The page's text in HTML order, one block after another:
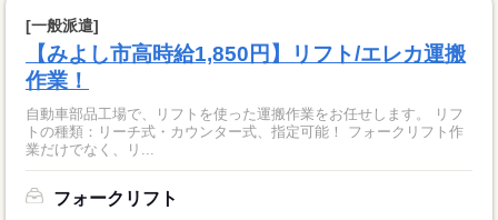
[一般派遣]
【みよし市高時給1,850円】リフト/エレカ運搬
作業！
自動車部品工場で、リフトを使った運搬作業をお任せします。 リフ
トの種類：リーチ式・カウンター式、指定可能！ フォークリフト作
業だけでなく、リ...
フォークリフト